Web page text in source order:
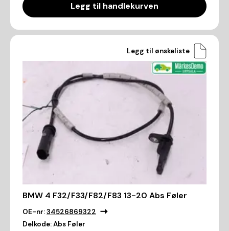
Legg til handlekurven
Legg til ønskeliste
BMW 4 F32/F33/F82/F83 13-20 Abs Føler
OE-nr:34526869322
Delkode:Abs Føler